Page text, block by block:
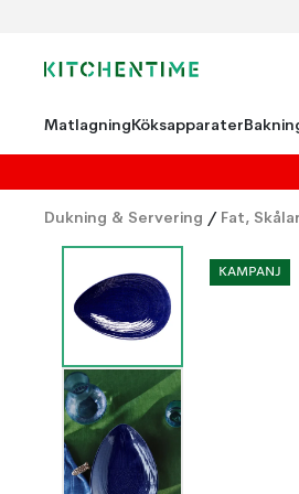
MatlagningKöksapparater
Dukning & Servering / Fat,
KAMPANJ